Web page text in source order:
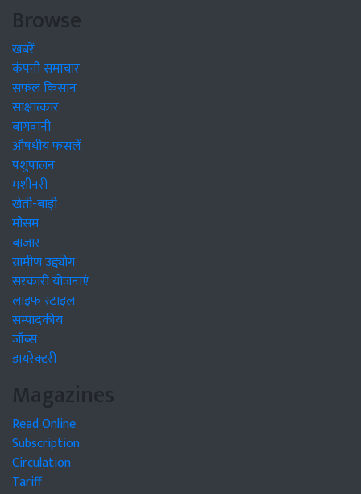
Browse
खबरें
कंपनी समाचार
सफल किसान
साक्षात्कार
बागवानी
औषधीय फसलें
पशुपालन
मशीनरी
खेती-बाड़ी
मौसम
बाजार
ग्रामीण उद्द्योग
सरकारी योजनाएं
लाइफ स्टाइल
सम्पादकीय
जॉब्स
डायरेक्टरी
Magazines
Read Online
Subscription
Circulation
Tariff